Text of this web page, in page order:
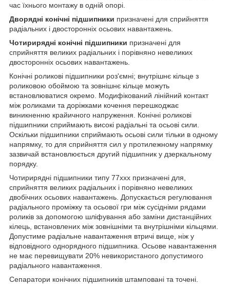
час їхнього монтажу в одній опорі.
Дворядні конічні підшипники призначені для сприйняття
радіальних і двосторонніх осьових навантажень.
Чотирирядні конічні підшипники призначені для
сприйняття великих радіальних і порівняно невеликих
двосторонніх осьових навантажень.
Конічні роликові підшипники роз'ємні; внутрішнє кільце з
роликовою обоймою та зовнішнє кільце можуть
встановлюватися окремо. Модифікований лінійний контакт
між роликами та доріжками кочення перешкоджає
виникненню крайичного напруження. Конічні роликові
підшипники сприймають високі радіальні та осьові сили.
Оскільки підшипники сприймають осьові сили тільки в одному
напрямку, то для сприйняття сил у протилежному напрямку
зазвичай встановлюється другий підшипник у дзеркальному
порядку.
Чотирирядні підшипники типу 77ххх призначені для,
сприйняття великих радіальних і порівняно невеликих
двобічних осьових навантажень. Допускається регулювання
радіального проміжку та осьової гри між сусідніми рядами
роликів за допомогою шліфування або заміни дистанційних
кілець, встановлених між зовнішніми та внутрішніми кільцями.
Допустиме радіальне навантаження втричі вище, ніж у
відповідного однорядного підшипника. Осьове навантаження
не має перевищувати 20% невикористаного допустимого
радіального навантаження.
Сепаратори конічних підшипників штамповані та точені.